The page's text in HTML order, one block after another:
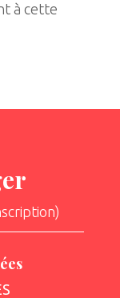
à cette